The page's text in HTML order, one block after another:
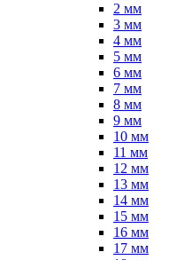
2 мм
3 мм
4 мм
5 мм
6 мм
7 мм
8 мм
9 мм
10 мм
11 мм
12 мм
13 мм
14 мм
15 мм
16 мм
17 мм